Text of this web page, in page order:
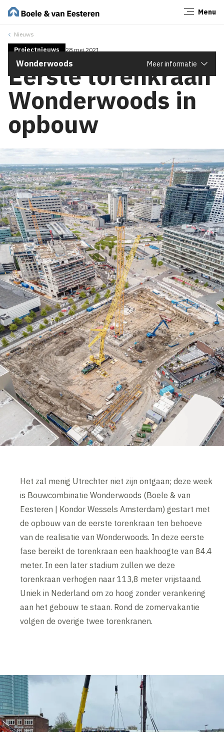
Menu
Nieuws
Wonderwoods Meer informatie
Projectnieuws 28 mei 2021
Eerste torenkraan
Wonderwoods in
opbouw
Het zal menig Utrechter niet zijn ontgaan; deze week
is Bouwcombinatie Wonderwoods (Boele & van
Eesteren | Kondor Wessels Amsterdam) gestart met
de opbouw van de eerste torenkraan ten behoeve
van de realisatie van Wonderwoods. In deze eerste
fase bereikt de torenkraan een haakhoogte van 84.4
meter. In een later stadium zullen we deze
torenkraan verhogen naar 113,8 meter vrijstaand.
Uniek in Nederland om zo hoog zonder verankering
aan het gebouw te staan. Rond de zomervakantie
volgen de overige twee torenkranen.
Sluiten